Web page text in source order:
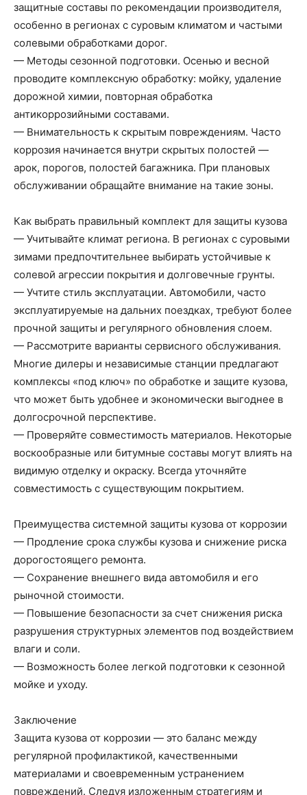
защитные составы по рекомендации производителя,
особенно в регионах с суровым климатом и частыми
солевыми обработками дорог.
— Методы сезонной подготовки. Осенью и весной
проводите комплексную обработку: мойку, удаление
дорожной химии, повторная обработка
антикоррозийными составами.
— Внимательность к скрытым повреждениям. Часто
коррозия начинается внутри скрытых полостей —
арок, порогов, полостей багажника. При плановых
обслуживании обращайте внимание на такие зоны.
Как выбрать правильный комплект для защиты кузова
— Учитывайте климат региона. В регионах с суровыми
зимами предпочтительнее выбирать устойчивые к
солевой агрессии покрытия и долговечные грунты.
— Учтите стиль эксплуатации. Автомобили, часто
эксплуатируемые на дальних поездках, требуют более
прочной защиты и регулярного обновления слоем.
— Рассмотрите варианты сервисного обслуживания.
Многие дилеры и независимые станции предлагают
комплексы «под ключ» по обработке и защите кузова,
что может быть удобнее и экономически выгоднее в
долгосрочной перспективе.
— Проверяйте совместимость материалов. Некоторые
воскообразные или битумные составы могут влиять на
видимую отделку и окраску. Всегда уточняйте
совместимость с существующим покрытием.
Преимущества системной защиты кузова от коррозии
— Продление срока службы кузова и снижение риска
дорогостоящего ремонта.
— Сохранение внешнего вида автомобиля и его
рыночной стоимости.
— Повышение безопасности за счет снижения риска
разрушения структурных элементов под воздействием
влаги и соли.
— Возможность более легкой подготовки к сезонной
мойке и уходу.
Заключение
Защита кузова от коррозии — это баланс между
регулярной профилактикой, качественными
материалами и своевременным устранением
повреждений. Следуя изложенным стратегиям и